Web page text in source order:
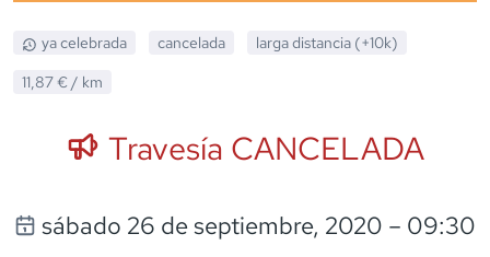
ya celebrada cancelada
larga distancia (+10k)
11,87 € / km
Travesía CANCELADA
sábado 26 de septiembre, 2020 – 09:30